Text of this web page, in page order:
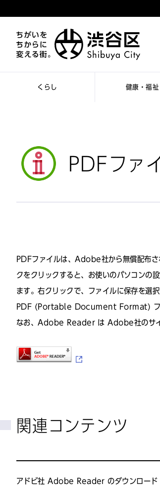
くらし 健康・福祉
PDFファ
PDFファイルは、Adobe社から無償配布
クをクリックすると、お使いのパソコンの
ます。右クリックで、ファイルに保存を選
PDF (Portable Document Format) ファ
なお、Adobe Reader は Adobe社のサイ
関連コンテンツ
アドビ社 Adobe Reader のダウンロード